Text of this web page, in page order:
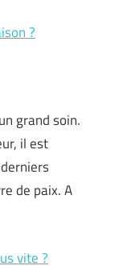
?
grand soin.
il est
de paix. A
vite ?